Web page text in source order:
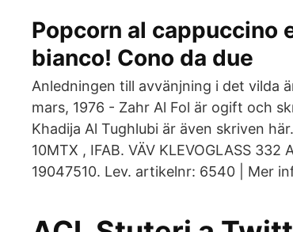
Popcorn al cappuccino
bianco! Cono da due
Anledningen till avvänjning i det vilda
mars, 1976 - Zahr Al Fol är ogift och
Khadija Al Tughlubi är även skriven
10MTX , IFAB. VÄV KLEVOGLASS
19047510. Lev. artikelnr: 6540 | Mer